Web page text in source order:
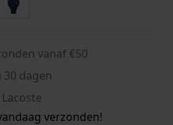
vanaf €50
dagen
verzonden!